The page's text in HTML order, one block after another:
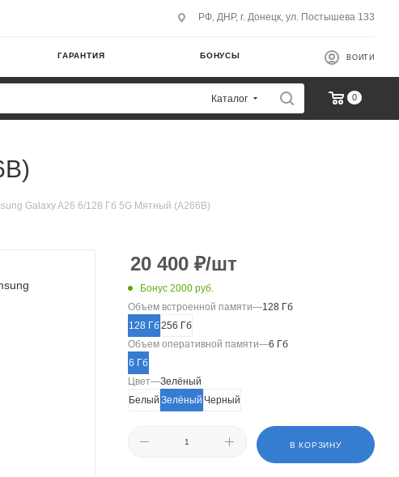
РФ, ДНР, г. Донецк, ул. Постышева 133
ГАРАНТИЯ БОНУСЫ ВОЙТИ
Каталог 0
Galaxy A26 6/128 Гб 5G Мятный (A266B)
20 400 ₽/шт
Бонус 2000 руб.
Объем встроенной памяти—128 Гб
128 Гб 256 Гб
Объем оперативной памяти—6 Гб
6 Гб
Цвет—Зелёный
Белый Зелёный Черный
В КОРЗИНУ